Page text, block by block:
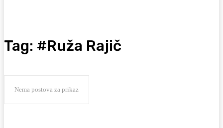
Tag: #Ruža Rajič
Nema postova za prikaz